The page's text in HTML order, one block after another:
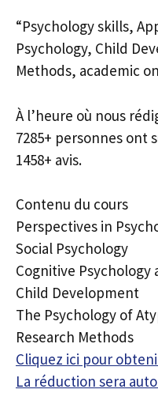
“Psychology skills,
Psychology, Child
Methods, academic
À l’heure où nous
7285+ personnes ont
1458+ avis.
Contenu du cours
Perspectives in
Social Psychology
Cognitive Psychology
Child Development
The Psychology of
Research Methods
Cliquez ici pour
La réduction sera